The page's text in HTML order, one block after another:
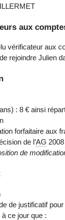
aux
vérificateur aux
rejoindre Julien
: 8 € ainsi
forfaitaire aux
de l’AG 2008
de
de justificatif
ce jour que :